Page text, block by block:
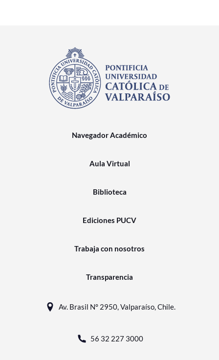
Navegador Académico
Aula Virtual
Biblioteca
Ediciones PUCV
Trabaja con nosotros
Transparencia
Av. Brasil N° 2950, Valparaíso, Chile.
56 32 227 3000